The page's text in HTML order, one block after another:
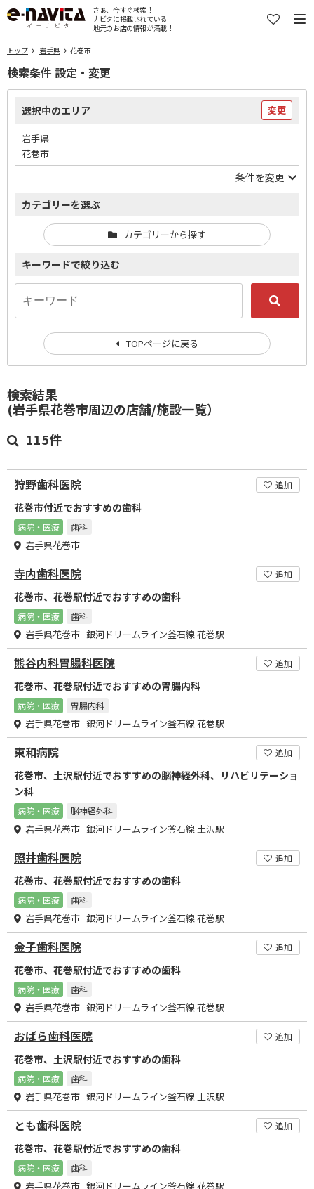
さぁ、今すぐ検索！
ナビタに掲載されている
地元のお店の情報が満載！
トップ 岩手県 花巻市
検索結果
(岩手県花巻市周辺の店舗/施設一覧）
115件
狩野歯科医院 追加
花巻市付近でおすすめの歯科
病院・医療 歯科
岩手県花巻市
寺内歯科医院 追加
花巻市、花巻駅付近でおすすめの歯科
病院・医療 歯科
岩手県花巻市 銀河ドリームライン釜石線 花巻駅
熊谷内科胃腸科医院 追加
花巻市、花巻駅付近でおすすめの胃腸内科
病院・医療 胃腸内科
岩手県花巻市 銀河ドリームライン釜石線 花巻駅
東和病院 追加
花巻市、土沢駅付近でおすすめの脳神経外科、リハビリテーショ
ン科
病院・医療 脳神経外科
岩手県花巻市 銀河ドリームライン釜石線 土沢駅
照井歯科医院 追加
花巻市、花巻駅付近でおすすめの歯科
病院・医療 歯科
岩手県花巻市 銀河ドリームライン釜石線 花巻駅
金子歯科医院 追加
花巻市、花巻駅付近でおすすめの歯科
病院・医療 歯科
岩手県花巻市 銀河ドリームライン釜石線 花巻駅
おばら歯科医院 追加
花巻市、土沢駅付近でおすすめの歯科
病院・医療 歯科
岩手県花巻市 銀河ドリームライン釜石線 土沢駅
とも歯科医院 追加
花巻市、花巻駅付近でおすすめの歯科
病院・医療 歯科
岩手県花巻市 銀河ドリームライン釜石線 花巻駅
検索条件 設定・変更
選択中のエリア 変更
岩手県
花巻市
条件を変更
カテゴリーを選ぶ
カテゴリーから探す
キーワードで絞り込む
TOPページに戻る